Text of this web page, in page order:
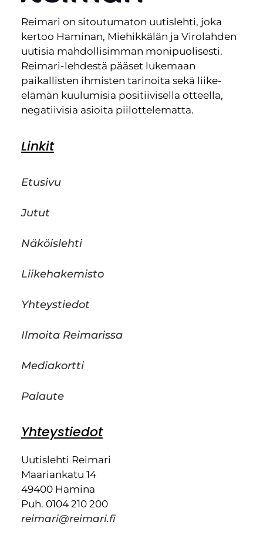
Reimari on sitoutumaton uutislehti, joka
kertoo Haminan, Miehikkälän ja Virolahden
uutisia mahdollisimman monipuolisesti.
Reimari-lehdestä pääset lukemaan
paikallisten ihmisten tarinoita sekä liike-
elämän kuulumisia positiivisella otteella,
negatiivisia asioita piilottelematta.
Linkit
Etusivu
Jutut
Näköislehti
Liikehakemisto
Yhteystiedot
Ilmoita Reimarissa
Mediakortti
Palaute
Yhteystiedot
Uutislehti Reimari
Maariankatu 14
49400 Hamina
Puh. 0104 210 200
reimari@reimari.fi